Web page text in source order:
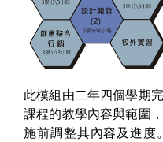
此模組由二年四個學期
課程的教學內容與範圍
施前調整其內容及進度